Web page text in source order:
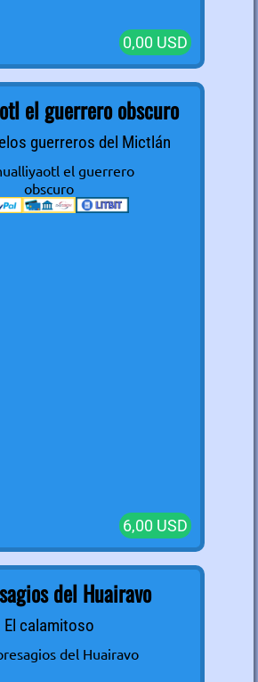
0,00 USD
el guerrero obscuro
guerreros del Mictlán
6,00 USD
del Huairavo
El calamitoso